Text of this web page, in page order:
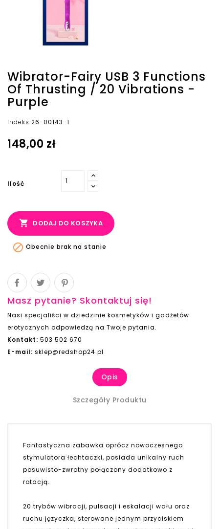
Wibrator-Fairy USB 3 Functions
Of Thrusting / 20 Vibrations -
Purple
Indeks 26-00143-1
148,00 zł
Ilość
 DODAJ DO KOSZYKA
 Obecnie brak na stanie
Masz pytanie? Skontaktuj się!
Nasi specjaliści w dziedzinie kosmetyków i gadżetów
erotycznych odpowiedzą na Twoje pytania.
Kontakt: 503 502 670
E-mail: sklep@redshop24.pl
Opis
Szczegóły Produktu
Fantastyczna zabawka oprócz nowoczesnego
stymulatora łechtaczki, posiada unikalny ruch
posuwisto-zwrotny połączony dodatkowo z
rotacją.
20 trybów wibracji, pulsacji i eskalacji wału oraz
ruchu języczka, sterowane jednym przyciskiem